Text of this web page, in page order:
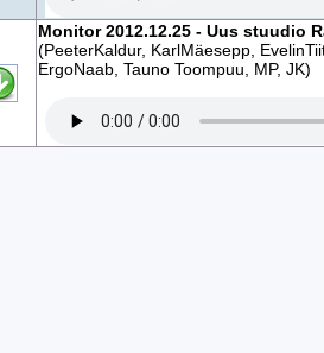
Monitor 2012.12.25 - Uus stuudio
(PeeterKaldur, KarlMäesepp,
ErgoNaab, Tauno Toompuu, MP, JK)